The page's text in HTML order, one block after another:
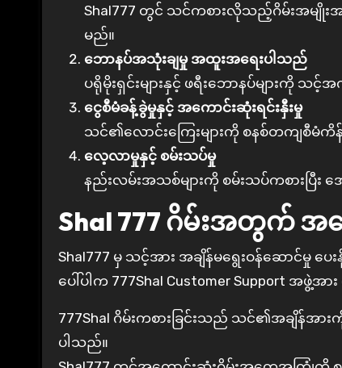
Shal777 တွင် သင်ကစားလိုသည့်ဂိမ်းအမျိုးအစ
မည်။
ဘောနပ်အသုံးချမှု အထူးအရေးပါသည်
ပရိုမိုးရှင်းများနှင့် ဖရီးဘောနပ်များကို
ငွေစီမံခန့်ခွဲမှုနှင့် အကောင်းဆုံးရင်းနှီးမှု
သင်၏လောင်းကြေးများကို စနစ်တကျစီမံကိန်
လေ့လာမှုနှင့် စမ်းသပ်မှု
နည်းလမ်းအသစ်များကို စမ်းသပ်ကစားပြီး အ
Shal 777 ဂိမ်းအတွက် အ
Shal777 မှ သင့်အား အချိန်မရွေးဝန်ဆောင်မှု
ပေါ်ပါက 777Shal Customer Support
777Shal ဂိမ်းကစားခြင်းသည် သင်၏အချိန်အာ
ပါသည်။